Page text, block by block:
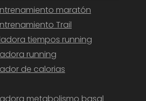
maratón
Trail
tiempos running
running
de calorias
metabolismo basal